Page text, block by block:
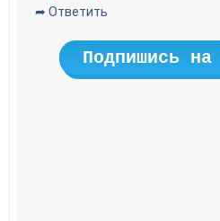
➦ Ответить
Подпишись на